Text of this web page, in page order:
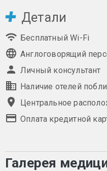
Детали
Бесплатный Wi-Fi
Англоговорящий
Личный консультант
Наличие отелей
Центральное
Оплата кредитной
Галерея